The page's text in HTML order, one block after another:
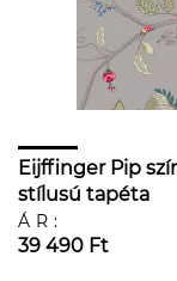
Eijffinger Pip
stílusú tapéta
ÁR:
39 490 Ft